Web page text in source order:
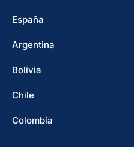
España
Argentina
Bolivia
Chile
Colombia